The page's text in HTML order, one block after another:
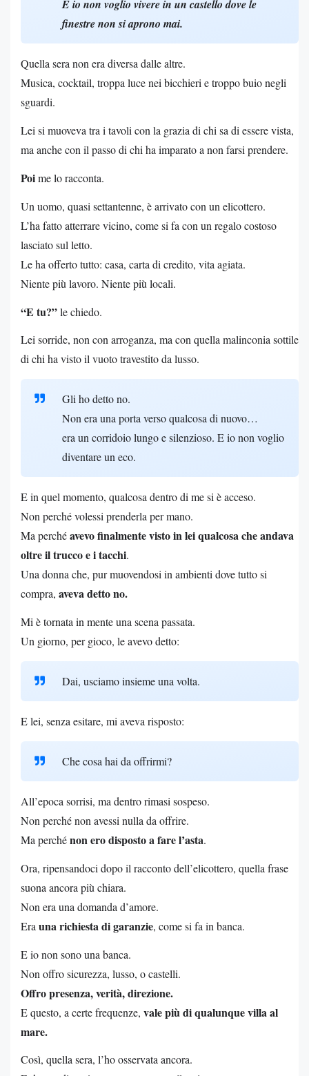
E io non voglio vivere in un castello dove le
finestre non si aprono mai.
Quella sera non era diversa dalle altre.
Musica, cocktail, troppa luce nei bicchieri e troppo buio negli
sguardi.
Lei si muoveva tra i tavoli con la grazia di chi sa di essere vista,
ma anche con il passo di chi ha imparato a non farsi prendere.
Poime lo racconta.
Un uomo, quasi settantenne, è arrivato con un elicottero.
L’ha fatto atterrare vicino, come si fa con un regalo costoso
lasciato sul letto.
Le ha offerto tutto: casa, carta di credito, vita agiata.
Niente più lavoro. Niente più locali.
“E tu?”le chiedo.
Lei sorride, non con arroganza, ma con quella malinconia sottile
di chi ha visto il vuoto travestito da lusso.
Gli ho detto no.
Non era una porta verso qualcosa di nuovo…
era un corridoio lungo e silenzioso. E io non voglio
diventare un eco.
E in quel momento, qualcosa dentro di me si è acceso.
Non perché volessi prenderla per mano.
Ma perchéavevo finalmente visto in lei qualcosa che andava
oltre il trucco e i tacchi.
Una donna che, pur muovendosi in ambienti dove tutto si
compra, aveva detto no.
Mi è tornata in mente una scena passata.
Un giorno, per gioco, le avevo detto:
Dai, usciamo insieme una volta.
E lei, senza esitare, mi aveva risposto:
Che cosa hai da offrirmi?
All’epoca sorrisi, ma dentro rimasi sospeso.
Non perché non avessi nulla da offrire.
Ma perchénon ero disposto a fare l’asta.
Ora, ripensandoci dopo il racconto dell’elicottero, quella frase
suona ancora più chiara.
Non era una domanda d’amore.
Era una richiesta di garanzie, come si fa in banca.
E io non sono una banca.
Non offro sicurezza, lusso, o castelli.
Offro presenza, verità, direzione.
E questo, a certe frequenze, vale più di qualunque villa al
mare.
Così, quella sera, l’ho osservata ancora.